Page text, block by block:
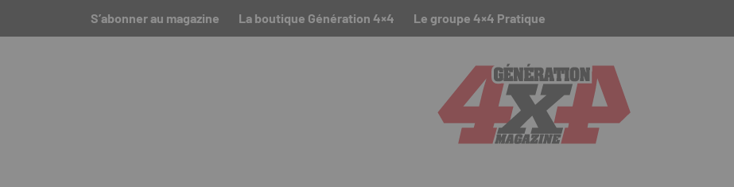
S’abonner au magazine La boutique Génération 4×4 Le groupe 4×4 Pratique